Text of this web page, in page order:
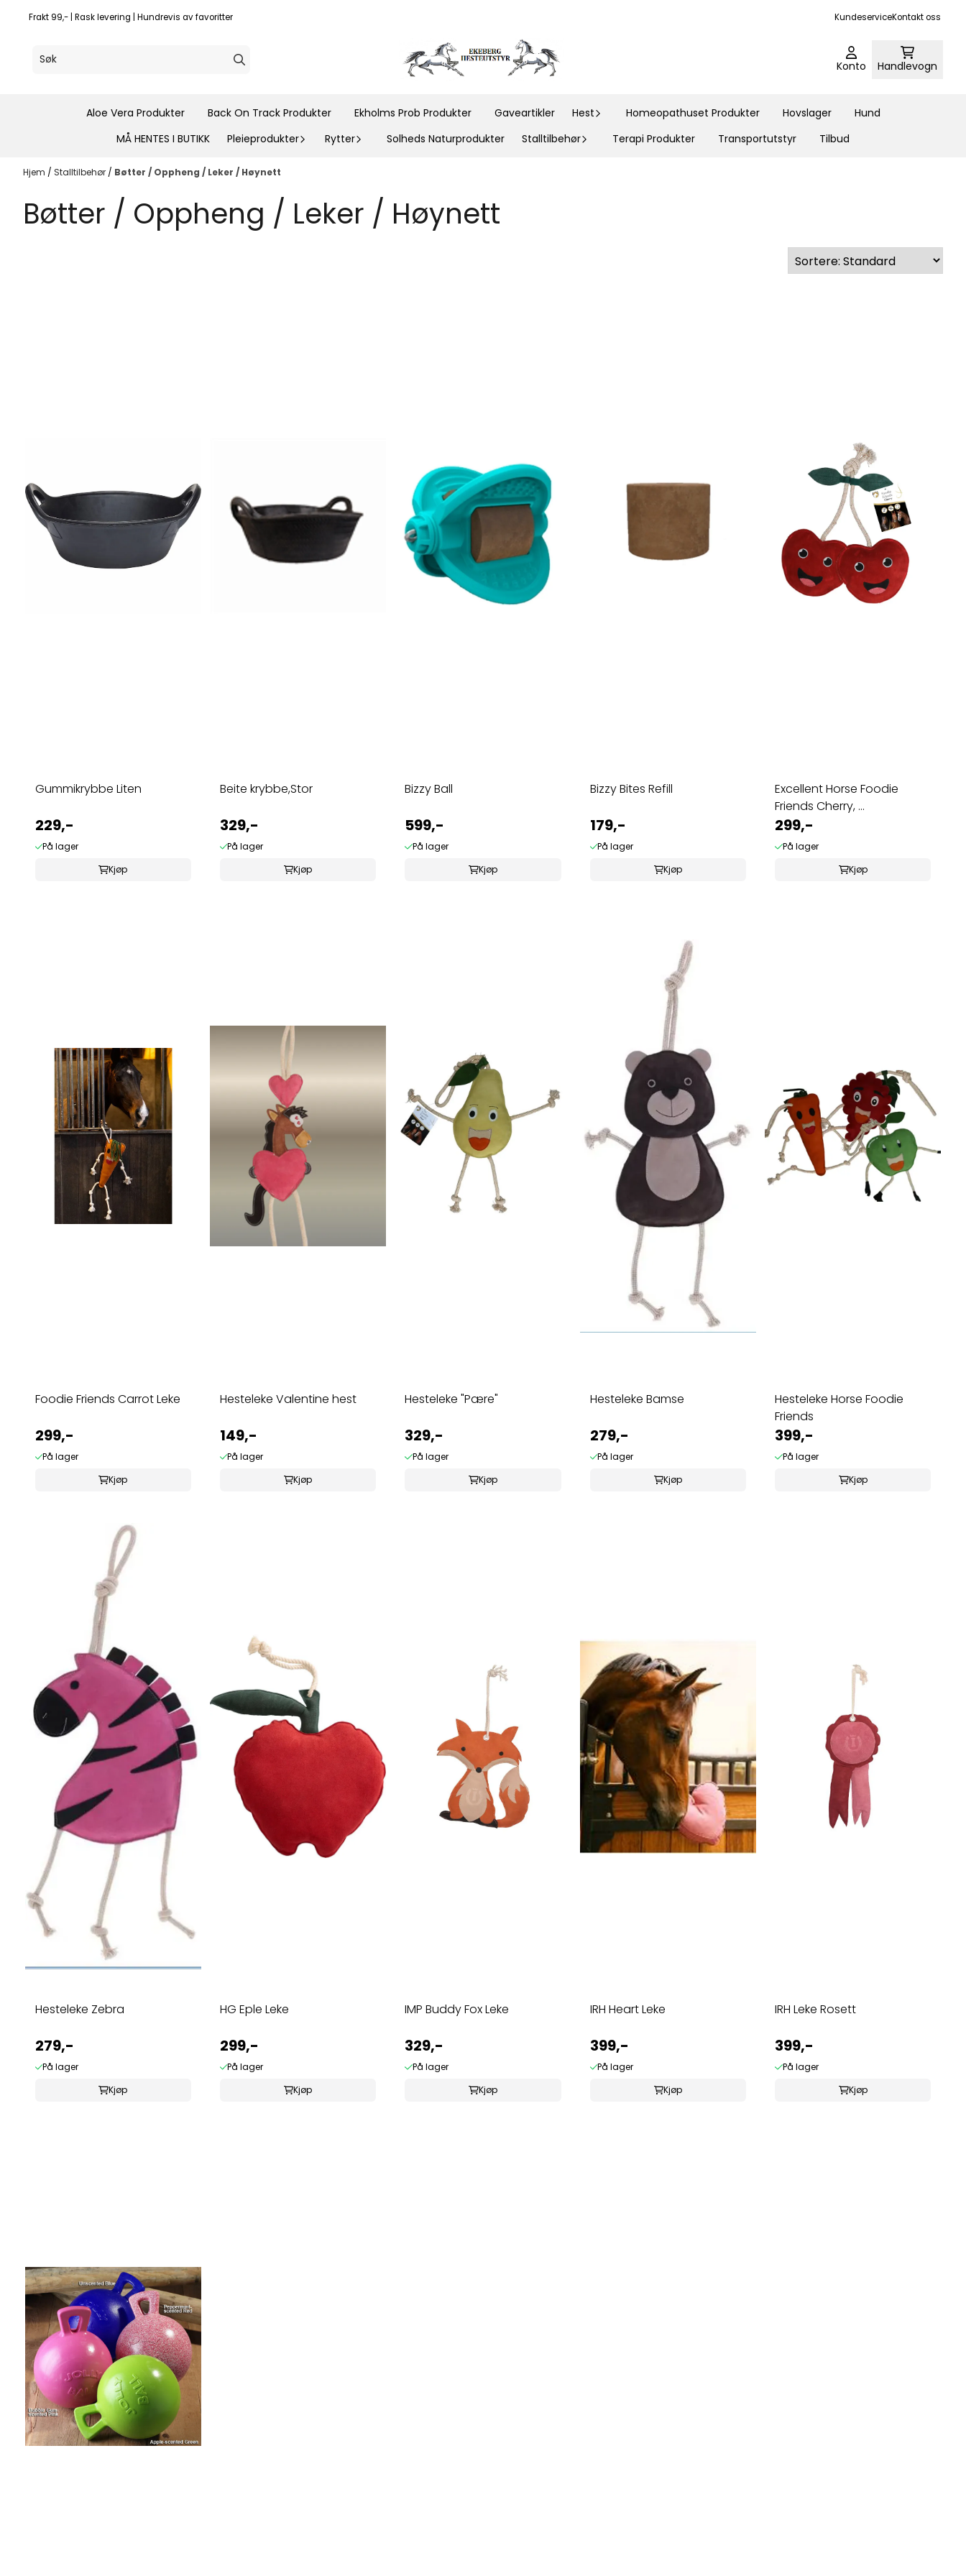
Hopp til innhold
Frakt 99,- | Rask levering | Hundrevis av favoritter KundeserviceKontakt oss
Konto Handlevogn
Aloe Vera Produkter Back On Track Produkter Ekholms Prob Produkter Gaveartikler Hest Homeopathuset Produkter Hovslager
Hund
MÅ HENTES I BUTIKK
Pleieprodukter Rytter Solheds Naturprodukter Stalltilbehør Terapi Produkter Transportutstyr Tilbud
Hjem / Stalltilbehør / Bøtter / Oppheng / Leker / Høynett
Bøtter / Oppheng / Leker / Høynett
Gummikrybbe Liten
229,-
På lager
Kjøp
Beite krybbe,Stor
329,-
På lager
Kjøp
Bizzy Ball
599,-
På lager
Kjøp
Bizzy Bites Refill
179,-
På lager
Kjøp
Excellent Horse Foodie
Friends Cherry, ...
299,-
På lager
Kjøp
Foodie Friends Carrot Leke
299,-
På lager
Kjøp
Hesteleke Valentine hest
149,-
På lager
Kjøp
Hesteleke "Pære"
329,-
På lager
Kjøp
Hesteleke Bamse
279,-
På lager
Kjøp
Hesteleke Horse Foodie
Friends
399,-
På lager
Kjøp
Hesteleke Zebra
279,-
På lager
Kjøp
HG Eple Leke
299,-
På lager
Kjøp
IMP Buddy Fox Leke
329,-
På lager
Kjøp
IRH Heart Leke
399,-
På lager
Kjøp
IRH Leke Rosett
399,-
På lager
Kjøp